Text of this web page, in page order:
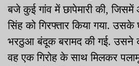
बजे कुई गांव में छापेमारी की, जिसमें
सिंह को गिरफ्तार किया गया.
भरठुआ बंदूक बरामद की गई. उसने
वह एक गिरोह के साथ मिलकर पलामू